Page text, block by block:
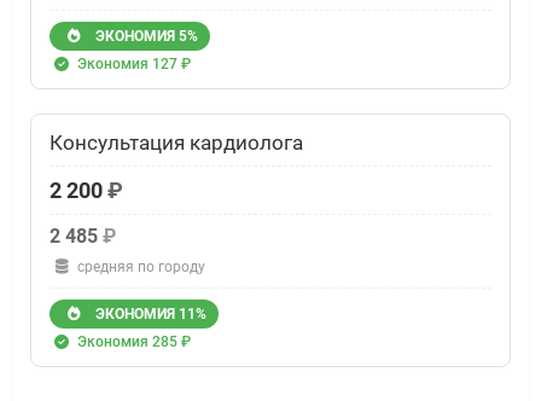
ЭКОНОМИЯ 5%
Экономия 127 ₽
Консультация кардиолога
2 200₽
2 485 ₽
средняя по городу
ЭКОНОМИЯ 11%
Экономия 285 ₽